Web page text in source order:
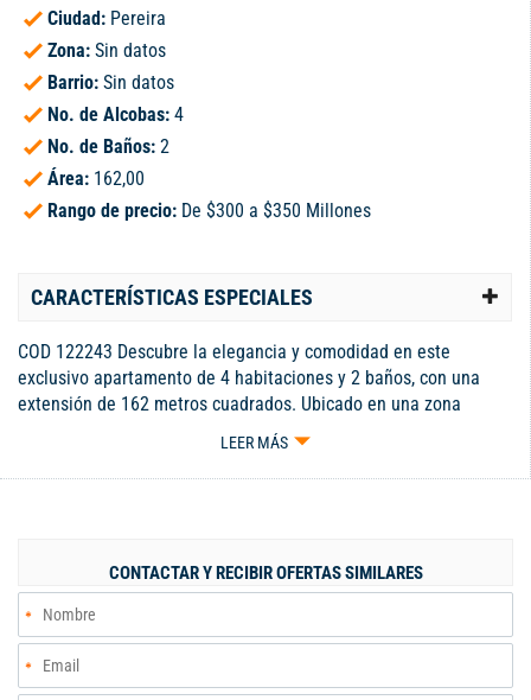
Ciudad: Pereira
Zona: Sin datos
Barrio: Sin datos
No. de Alcobas: 4
No. de Baños: 2
Área: 162,00
Rango de precio: De $300 a $350 Millones
CARACTERÍSTICAS ESPECIALES
COD 122243 Descubre la elegancia y comodidad en este
exclusivo apartamento de 4 habitaciones y 2 baños, con una
extensión de 162 metros cuadrados. Ubicado en una zona
privilegiada, este inmueble ofrece espacios amplios y luminosos
equipada con los mejores electrodomésticos y los acabados de
sensación de libertad y conexión con la naturaleza. No pierdas
la oportunidad de vivir en este lugar único. Para más
información, contacta a Sandra Piedrahita al WhatsApp
3188371835 ce. 3186701905. Código interno: 122243
LEER MÁS
CONTACTAR Y RECIBIR OFERTAS SIMILARES